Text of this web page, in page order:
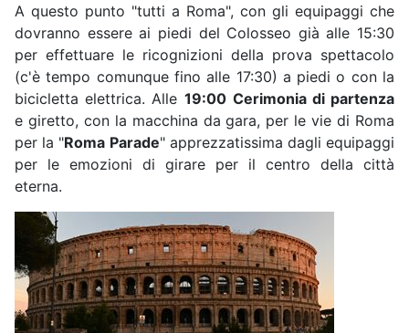
A questo punto "tutti a Roma", con gli equipaggi che
dovranno essere ai piedi del Colosseo già alle 15:30
per effettuare le ricognizioni della prova spettacolo
(c'è tempo comunque fino alle 17:30) a piedi o con la
bicicletta elettrica. Alle 19:00 Cerimonia di partenza
e giretto, con la macchina da gara, per le vie di Roma
per la "Roma Parade" apprezzatissima dagli equipaggi
per le emozioni di girare per il centro della città
eterna.